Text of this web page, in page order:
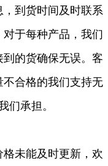
到货时间及时联系
于每种产品，我们
的货确保无误。客
不合格的我们支持无
们承担。
未能及时更新，欢